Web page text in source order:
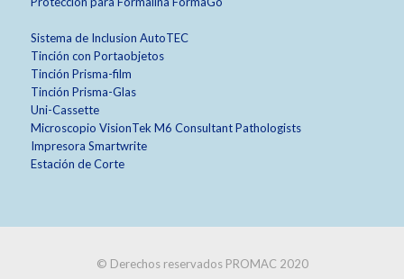
Sistema de Inclusion AutoTEC
Tinción con Portaobjetos
Tinción Prisma-film
Tinción Prisma-Glas
Uni-Cassette
Microscopio VisionTek M6 Consultant Pathologists
Impresora Smartwrite
Estación de Corte
© Derechos reservados PROMAC 2020